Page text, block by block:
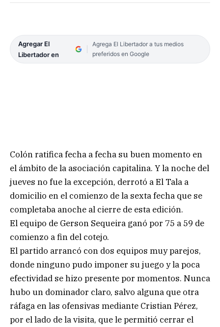
Agregar El
Libertador en
Agrega El Libertador a tus medios
preferidos en Google
Colón ratifica fecha a fecha su buen momento en
el ámbito de la asociación capitalina. Y la noche del
jueves no fue la excepción, derrotó a El Tala a
domicilio en el comienzo de la sexta fecha que se
completaba anoche al cierre de esta edición.
El equipo de Gerson Sequeira ganó por 75 a 59 de
comienzo a fin del cotejo.
El partido arrancó con dos equipos muy parejos,
donde ninguno pudo imponer su juego y la poca
efectividad se hizo presente por momentos. Nunca
hubo un dominador claro, salvo alguna que otra
ráfaga en las ofensivas mediante Cristian Pérez,
por el lado de la visita, que le permitió cerrar el